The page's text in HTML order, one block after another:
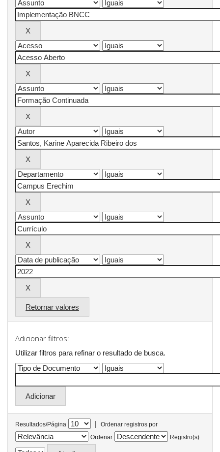
Retornar valores
Adicionar filtros:
Utilizar filtros para refinar o resultado de busca.
Resultados/Página |
Ordenar registros por
Ordenar
Registro(s)